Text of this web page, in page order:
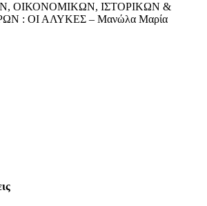
ΟΙΚΟΝΟΜΙΚΩΝ, ΙΣΤΟΡΙΚΩΝ &
: ΟΙ ΑΛΥΚΕΣ – Μανώλα Μαρία